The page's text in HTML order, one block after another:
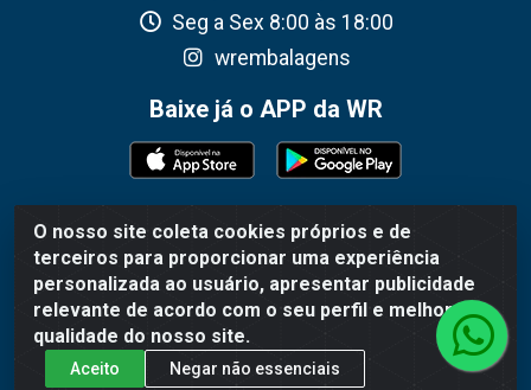
O nosso site coleta cookies próprios e de
terceiros para proporcionar uma experiência
personalizada ao usuário, apresentar publicidade
relevante de acordo com o seu perfil e melhorar a
qualidade do nosso site.
Aceito Negar não essenciais
Seg a Sex 8:00 às 18:00
wrembalagens
Baixe já o APP da WR
WR Embalagens - R. Cel. Teodoro Gomes de Araújo, 1360 -
Grogotó - Barbacena / MG - CEP 36202-628 - CNPJ
02.692.206/0001-55